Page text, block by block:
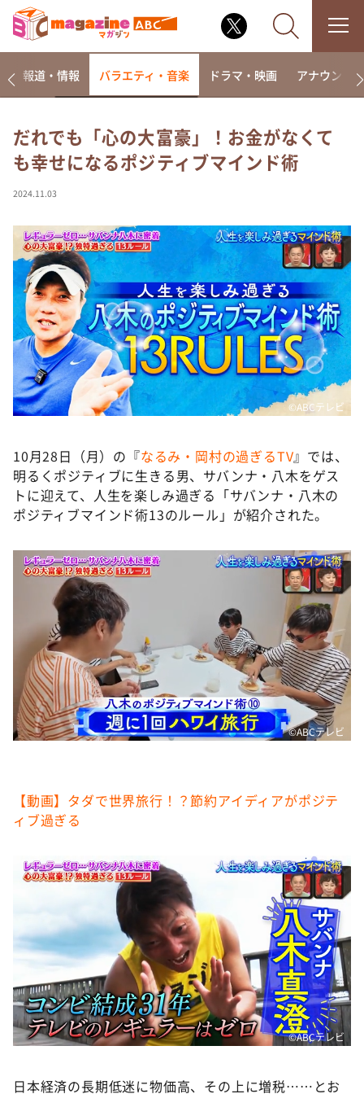
なるみ・岡村の過ぎるTV
相席食堂
～人生密着トークバラエティ！～ やすとものいたっ
て真剣です
探偵！ナイトスクープ
news おかえり
河合＆A.B.C-Z塚田×福井アナ「なんでやねん！？」
（news おかえり）
DAIGOも台所 ～きょうの献立 何にする？～
本日はダイアンなり！シーズン２
教えて！ニュースライブ 正義のミカタ
ＬＩＦＥ～夢のカタチ～
新婚さんいらっしゃい！
ザキ山小屋本館
ぺこぱのまるスポ
アナ回覧板
報道・情報 バラエティ・音楽 ドラマ・映画 アナウンサー
だれでも「心の大富豪」！お金がなくて
も幸せになるポジティブマインド術
2024.11.03
©️ABCテレビ
10月28日（月）の『なるみ・岡村の過ぎるTV』では、
明るくポジティブに生きる男、サバンナ・八木をゲス
トに迎えて、人生を楽しみ過ぎる「サバンナ・八木の
ポジティブマインド術13のルール」が紹介された。
©️ABCテレビ
【動画】タダで世界旅行！？節約アイディアがポジテ
ィブ過ぎる
©️ABCテレビ
日本経済の長期低迷に物価高、その上に増税……とお